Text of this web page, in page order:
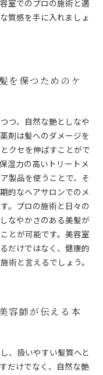
室でのプロの施術と適
質感を手に入れましょ
を保つためのケ
つ、自然な艶としなや
剤は髪へのダメージを
クセを伸ばすことがで
湿力の高いトリートメ
製品を使うことで、そ
的なヘアサロンでのメ
。プロの施術と日々の
なやかさのある美髪が
とが可能です。美容室
だけではなく、健康的
術と言えるでしょう。
容師が伝える本
、扱いやすい髪質へと
だけでなく、自然な艶